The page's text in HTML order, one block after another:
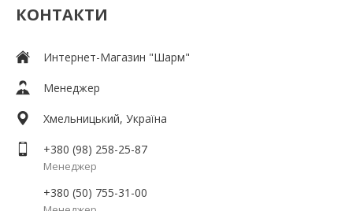
КОНТАКТИ
Интернет-Магазин "Шарм"
Менеджер
Хмельницький, Україна
+380 (98) 258-25-87
Менеджер
+380 (50) 755-31-00